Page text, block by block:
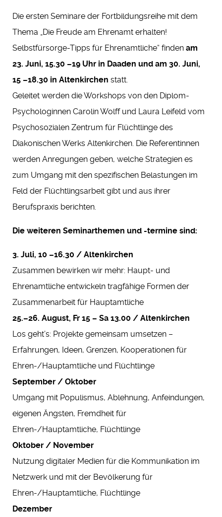
Die ersten Seminare der Fortbildungsreihe mit dem
Thema „Die Freude am Ehrenamt erhalten!
Selbstfürsorge-Tipps für Ehrenamtliche“ finden am
23. Juni, 15.30 –19 Uhr in Daaden und am 30. Juni,
15 –18.30 in Altenkirchen statt.
Geleitet werden die Workshops von den Diplom-
Psychologinnen Carolin Wolff und Laura Leifeld vom
Psychosozialen Zentrum für Flüchtlinge des
Diakonischen Werks Altenkirchen. Die Referentinnen
werden Anregungen geben, welche Strategien es
zum Umgang mit den spezifischen Belastungen im
Feld der Flüchtlingsarbeit gibt und aus ihrer
Berufspraxis berichten.
Die weiteren Seminarthemen und -termine sind:
3. Juli, 10 –16.30 / Altenkirchen
Zusammen bewirken wir mehr: Haupt- und
Ehrenamtliche entwickeln tragfähige Formen der
Zusammenarbeit für Hauptamtliche
25.–26. August, Fr 15 – Sa 13.00 / Altenkirchen
Los geht’s: Projekte gemeinsam umsetzen –
Erfahrungen, Ideen, Grenzen, Kooperationen für
Ehren-/Hauptamtliche und Flüchtlinge
September / Oktober
Umgang mit Populismus, Ablehnung, Anfeindungen,
eigenen Ängsten, Fremdheit für
Ehren-/Hauptamtliche, Flüchtlinge
Oktober / November
Nutzung digitaler Medien für die Kommunikation im
Netzwerk und mit der Bevölkerung für
Ehren-/Hauptamtliche, Flüchtlinge
Dezember